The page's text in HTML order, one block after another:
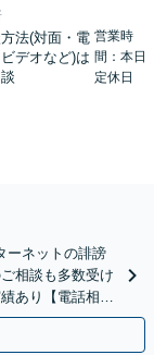
法(対面・電
デオなど)は
営業時
間：本日
定休日
ーネットの誹謗
相談も多数受け
あり【電話相談